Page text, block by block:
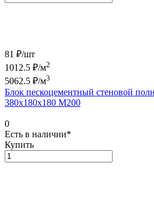
81 ₽/шт
1012.5 ₽/м2
5062.5 ₽/м3
Блок пескоцементный стеновой
380х180х180 М200
0
Есть в наличии*
Купить